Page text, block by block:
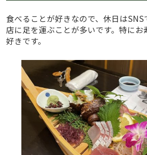
食べることが好きなので、休日は
店に足を運ぶことが多いです。特にお
好きです。